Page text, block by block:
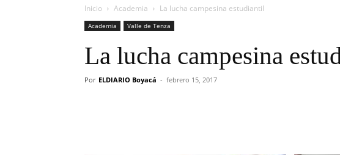
Inicio Academia La lucha campesina estudiantil
Academia Valle de Tenza
La lucha campesina
Por ELDIARIO Boyacá - febrero 15, 2017